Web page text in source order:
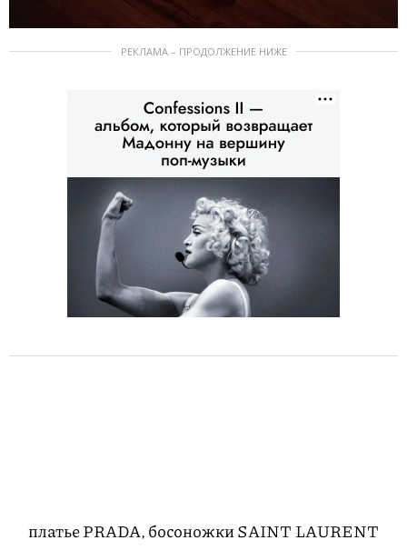
РЕКЛАМА – ПРОДОЛЖЕНИЕ НИЖЕ
платье PRADA, босоножки SAINT LAURENT